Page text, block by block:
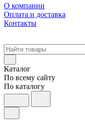
О компании
Оплата и доставка
Контакты
Каталог
По всему сайту
По каталогу